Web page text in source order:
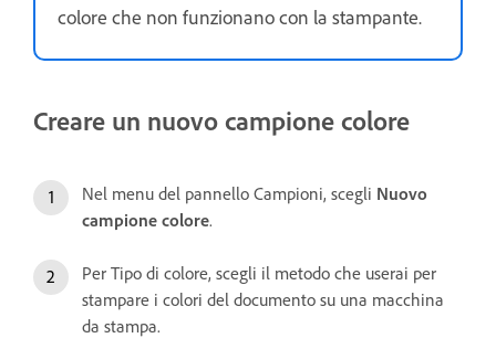
colore che non funzionano con la stampante.
Creare un nuovo campione colore
Nel menu del pannello Campioni, scegli Nuovo
campione colore.
Per Tipo di colore, scegli il metodo che userai per
stampare i colori del documento su una macchina
da stampa.